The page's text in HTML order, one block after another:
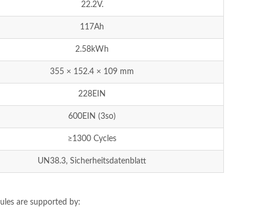
22.2V.
117Ah
2.58kWh
355 × 152.4 × 109 mm
228EIN
600EIN (3so)
≥1300 Cycles
UN38.3, Sicherheitsdatenblatt
are supported by: